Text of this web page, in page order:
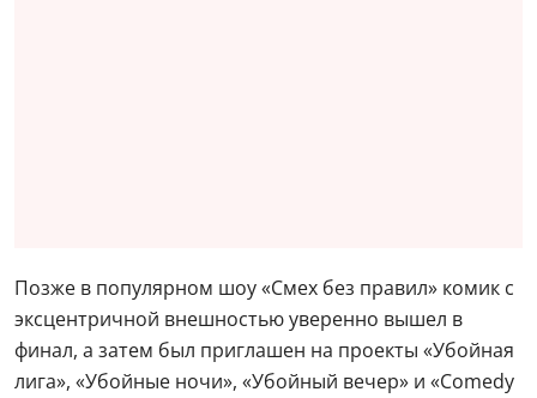
Позже в популярном шоу «Смех без правил» комик с
эксцентричной внешностью уверенно вышел в
финал, а затем был приглашен на проекты «Убойная
лига», «Убойные ночи», «Убойный вечер» и «Comedy